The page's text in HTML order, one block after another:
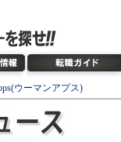
ウーマンアプス)